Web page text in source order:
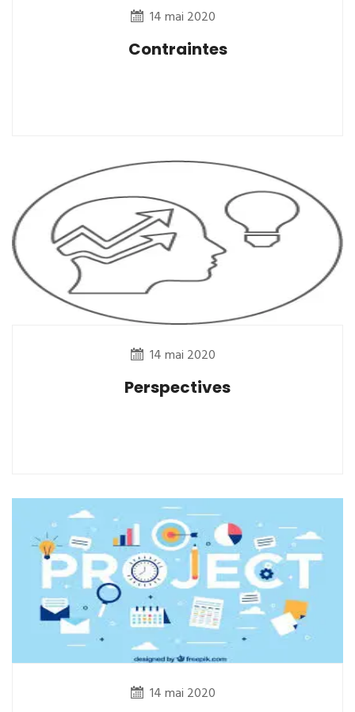
14 mai 2020
Contraintes
14 mai 2020
Perspectives
14 mai 2020